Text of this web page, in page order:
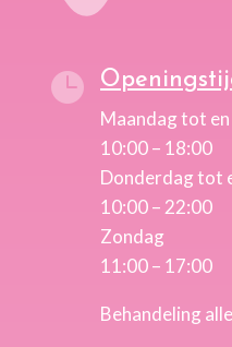

Maandag tot
10:00 – 18:00
Donderdag tot
10:00 – 22:00
Zondag
11:00 – 17:00
Behandeling